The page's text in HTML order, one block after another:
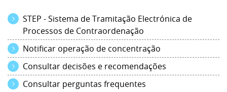
STEP - Sistema de Tramitação Electrónica de
Processos de Contraordenação
Notificar operação de concentração
Consultar decisões e recomendações
Consultar perguntas frequentes